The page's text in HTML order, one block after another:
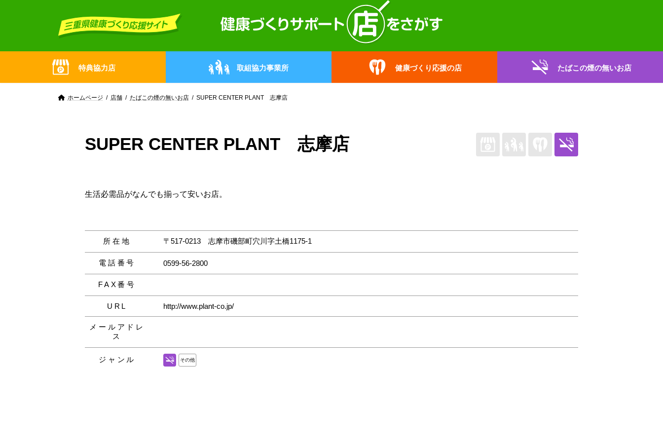
特典協力店 取組協力事業所 健康づくり応援の店 たばこの煙の無いお店
ホームページ 店舗 たばこの煙の無いお店 SUPER CENTER PLANT 志摩店
SUPER CENTER PLANT 志摩店
生活必需品がなんでも揃って安いお店。
所在地 〒517‐0213 志摩市磯部町穴川字土橋1175‐1
電話番号 0599‐56‐2800
FAX番号
URL http://www.plant-co.jp/
メールアドレ
ス
ジャンル その他